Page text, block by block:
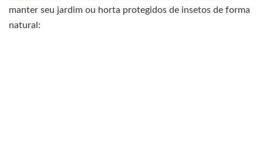
manter seu jardim ou horta protegidos de insetos de forma
natural: